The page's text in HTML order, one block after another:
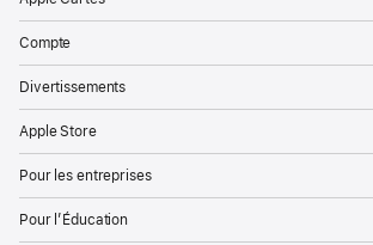
Compte
Divertissements
Apple Store
Pour les entreprises
Pour l’Éducation